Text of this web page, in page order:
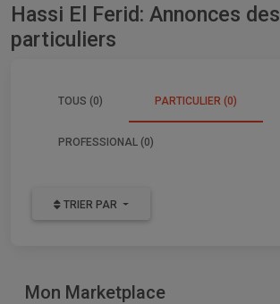
Hassi El Ferid: Annonces des
particuliers
TOUS (0) PARTICULIER (0)
PROFESSIONAL (0)
TRIER PAR
Mon Marketplace